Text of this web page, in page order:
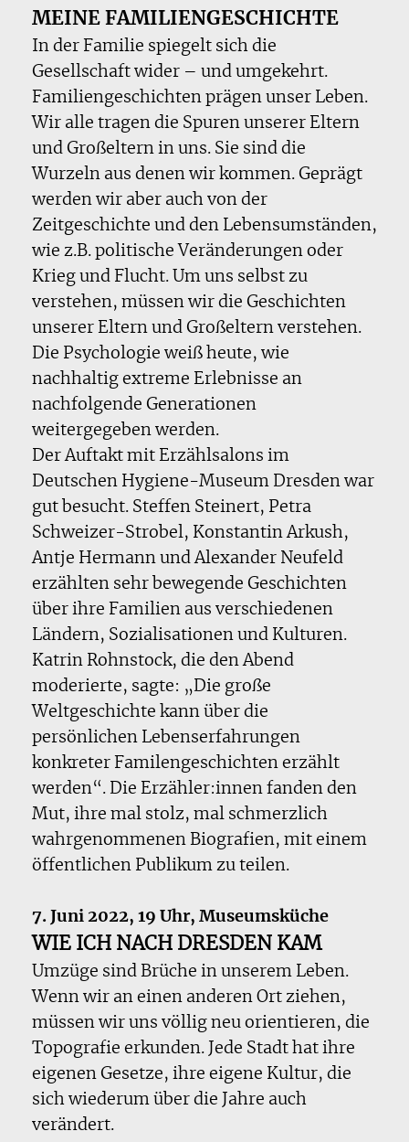
MEINE FAMILIENGESCHICHTE
In der Familie spiegelt sich die
Gesellschaft wider – und umgekehrt.
Familiengeschichten prägen unser Leben.
Wir alle tragen die Spuren unserer Eltern
und Großeltern in uns. Sie sind die
Wurzeln aus denen wir kommen. Geprägt
werden wir aber auch von der
Zeitgeschichte und den Lebensumständen,
wie z.B. politische Veränderungen oder
Krieg und Flucht. Um uns selbst zu
verstehen, müssen wir die Geschichten
unserer Eltern und Großeltern verstehen.
Die Psychologie weiß heute, wie
nachhaltig extreme Erlebnisse an
nachfolgende Generationen
weitergegeben werden.
Der Auftakt mit Erzählsalons im
Deutschen Hygiene-Museum Dresden war
gut besucht. Steffen Steinert, Petra
Schweizer-Strobel, Konstantin Arkush,
Antje Hermann und Alexander Neufeld
erzählten sehr bewegende Geschichten
über ihre Familien aus verschiedenen
Ländern, Sozialisationen und Kulturen.
Katrin Rohnstock, die den Abend
moderierte, sagte: „Die große
Weltgeschichte kann über die
persönlichen Lebenserfahrungen
konkreter Familengeschichten erzählt
werden“. Die Erzähler:innen fanden den
Mut, ihre mal stolz, mal schmerzlich
wahrgenommenen Biografien, mit einem
öffentlichen Publikum zu teilen.
7. Juni 2022, 19 Uhr, Museumsküche
WIE ICH NACH DRESDEN KAM
Umzüge sind Brüche in unserem Leben.
Wenn wir an einen anderen Ort ziehen,
müssen wir uns völlig neu orientieren, die
Topografie erkunden. Jede Stadt hat ihre
eigenen Gesetze, ihre eigene Kultur, die
sich wiederum über die Jahre auch
verändert.